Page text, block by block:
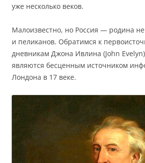
уже несколько веков.
Малоизвестно, но Россия — родина
и пеликанов. Обратимся к
дневникам Джона Ивлина (John
являются бесценным источником
Лондона в 17 веке.